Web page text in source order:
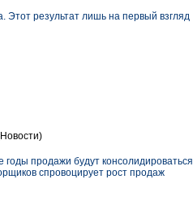
Этот результат лишь на первый взгляд
продажи будут консолидироваться
спровоцирует рост продаж